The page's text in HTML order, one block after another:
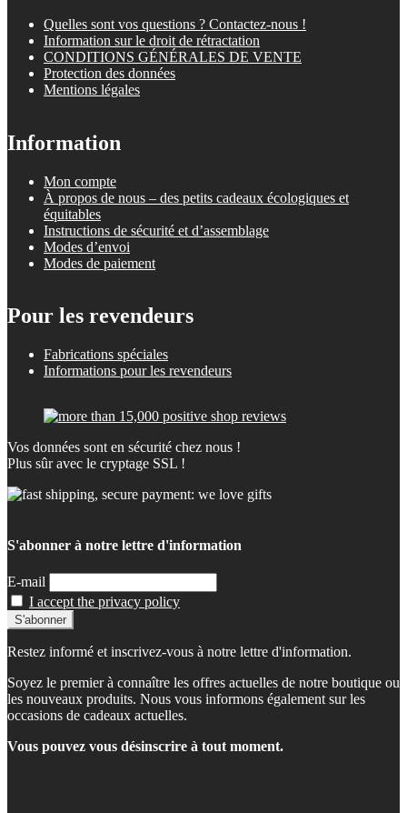
Quelles sont vos questions ? Contactez-nous !
Information sur le droit de rétractation
CONDITIONS GÉNÉRALES DE VENTE
Protection des données
Mentions légales
Information
Mon compte
À propos de nous – des petits cadeaux écologiques et
équitables
Instructions de sécurité et d’assemblage
Modes d’envoi
Modes de paiement
Pour les revendeurs
Fabrications spéciales
Informations pour les revendeurs
Vos données sont en sécurité chez nous !
Plus sûr avec le cryptage SSL !
S'abonner à notre lettre d'information
E-mail
I accept the privacy policy
Restez informé et inscrivez-vous à notre lettre d'information.
Soyez le premier à connaître les offres actuelles de notre boutique ou
les nouveaux produits. Nous vous informons également sur les
occasions de cadeaux actuelles.
Vous pouvez vous désinscrire à tout moment.